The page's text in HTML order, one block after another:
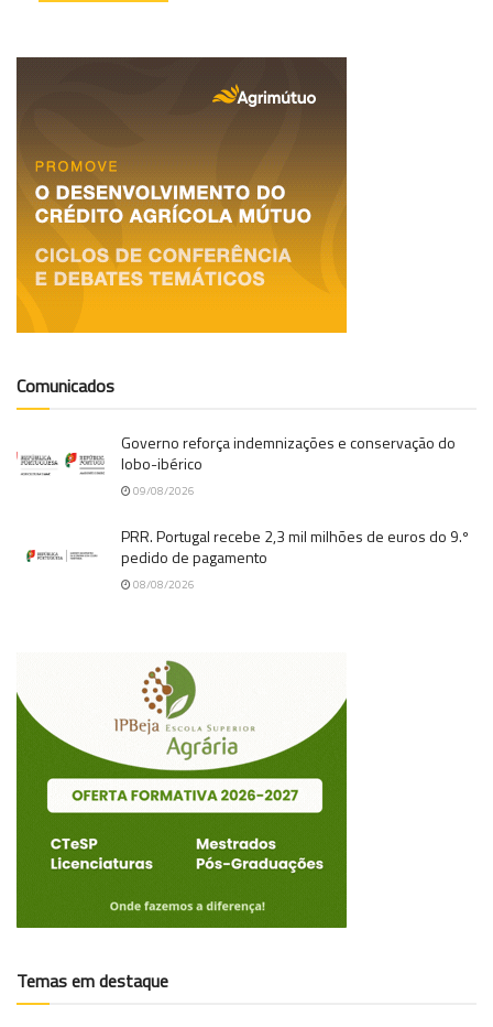
Comunicados
Governo reforça indemnizações e conservação do
lobo-ibérico
09/08/2026
PRR. Portugal recebe 2,3 mil milhões de euros do 9.º
pedido de pagamento
08/08/2026
Temas em destaque